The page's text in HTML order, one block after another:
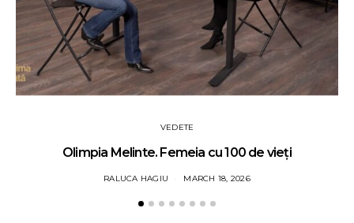
VEDETE
Olimpia Melinte. Femeia cu 100 de vieți
RALUCA HAGIU MARCH 18, 2026